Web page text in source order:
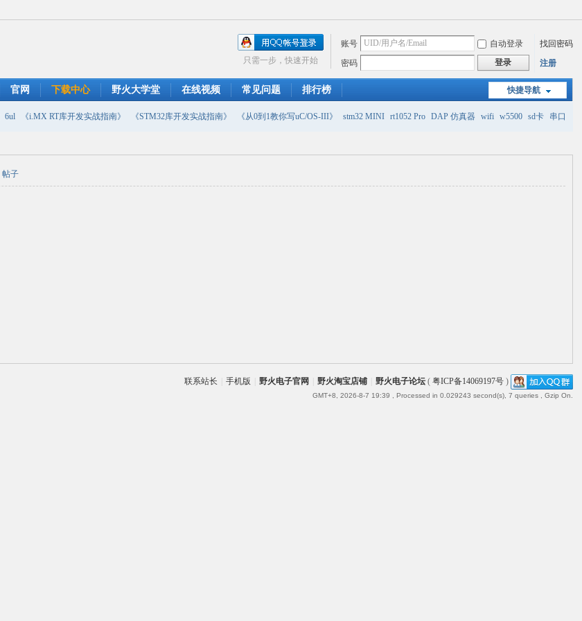
账号 自动登录
找回密码
密码
登录 注册
只需一步，快速开始
快捷导航
官网 下载中心 野火大学堂 在线视频 常见问题 排行榜
6ul 《i.MX RT库开发实战指南》 《STM32库开发实战指南》 《从0到1教你写uC/OS-III》 stm32 MINI rt1052 Pro DAP 仿真器 wifi w5500 sd卡 串口
帖子
联系站长 手机版 野火电子官网 野火淘宝店铺 野火电子论坛( 粤ICP备14069197号)
GMT+8, 2026-8-7 19:39 , Processed in 0.029243 second(s), 7 queries , Gzip On.